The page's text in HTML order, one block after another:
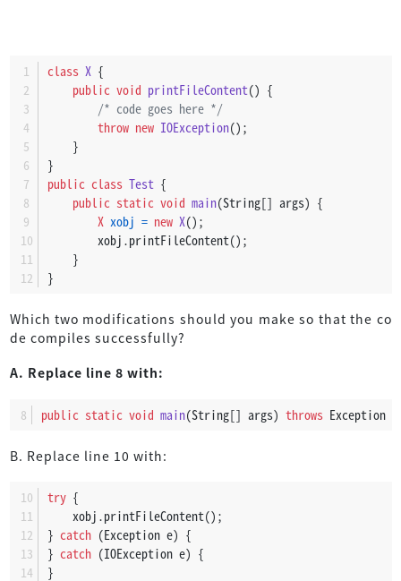
class X {
public void printFileContent() {
/* code goes here */
throw new IOException();
    }
}
public class Test {
public static void main(String[] args) {
X xobj = new X();
        xobj.printFileContent();
    }
}
Which two modifications should you make so that the co
de compiles successfully?
A. Replace line 8 with:
public static void main(String[] args) throws Exception {
B. Replace line 10 with:
try {
    xobj.printFileContent();
} catch (Exception e) {
} catch (IOException e) {
}